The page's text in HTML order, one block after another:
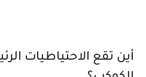
أين تقع الاحتياطيات